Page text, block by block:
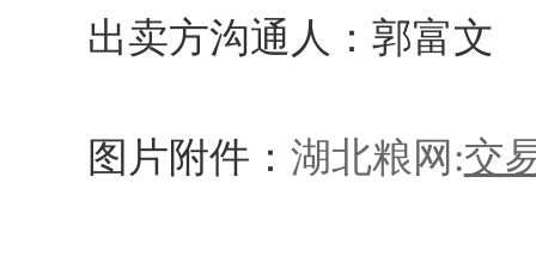
出卖方沟通人：郭富
图片附件： 湖北粮网:交